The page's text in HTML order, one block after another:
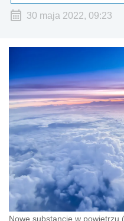
30 maja 2022, 09:23
Nowe substancje w powietrzu